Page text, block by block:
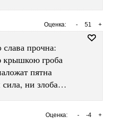
Оценка: +
51
-
слава прочна:
крышкою гроба
пятна
ни злоба…
Оценка: +
-4
-